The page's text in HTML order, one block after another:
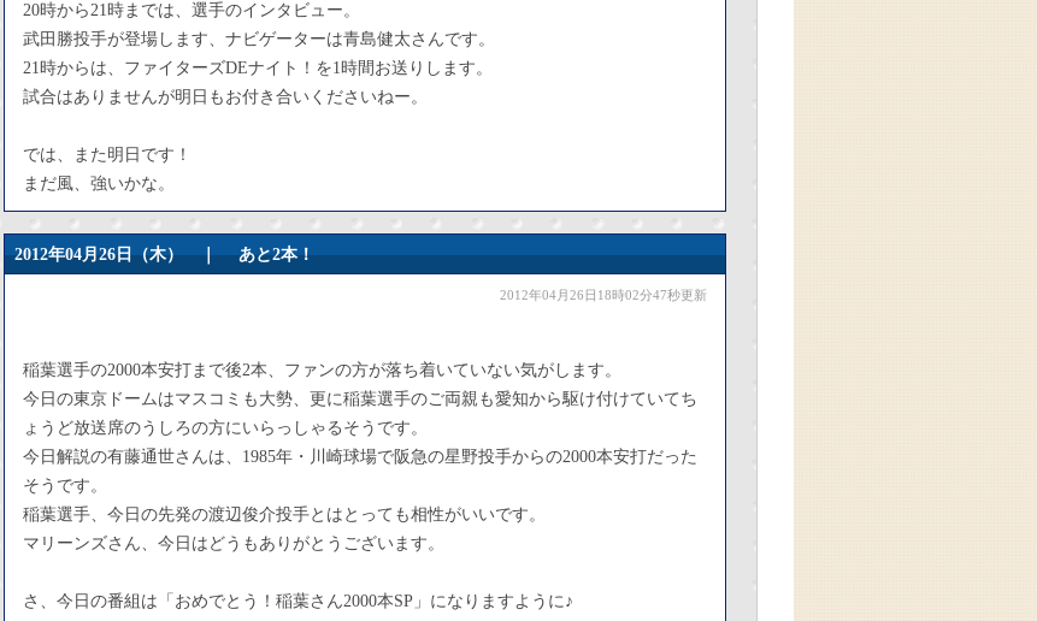
20時から21時までは、選手のインタビュー。
武田勝投手が登場します、ナビゲーターは青島健太さんです。
21時からは、ファイターズDEナイト！を1時間お送りします。
試合はありませんが明日もお付き合いくださいねー。
では、また明日です！
まだ風、強いかな。
2012年04月26日（木） ｜あと2本！
2012年04月26日18時02分47秒更新
稲葉選手の2000本安打まで後2本、ファンの方が落ち着いていない気がします。
今日の東京ドームはマスコミも大勢、更に稲葉選手のご両親も愛知から駆け付けていてち
ょうど放送席のうしろの方にいらっしゃるそうです。
今日解説の有藤通世さんは、1985年・川崎球場で阪急の星野投手からの2000本安打だった
そうです。
稲葉選手、今日の先発の渡辺俊介投手とはとっても相性がいいです。
マリーンズさん、今日はどうもありがとうございます。
さ、今日の番組は「おめでとう！稲葉さん2000本SP」になりますように♪